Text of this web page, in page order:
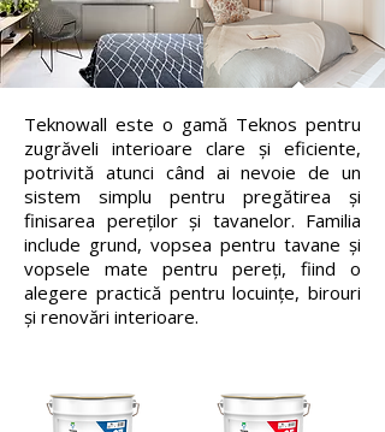
Teknowall este o gamă Teknos pentru
zugrăveli interioare clare și eficiente,
potrivită atunci când ai nevoie de un
sistem simplu pentru pregătirea și
finisarea pereților și tavanelor. Familia
include grund, vopsea pentru tavane și
vopsele mate pentru pereți, fiind o
alegere practică pentru locuințe, birouri
și renovări interioare.